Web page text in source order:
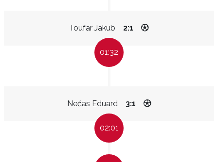
Toufar Jakub 2:1
01:32
Nečas Eduard 3:1
02:01